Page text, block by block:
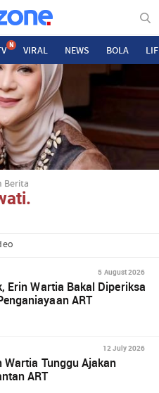
N VIRAL NEWS BOLA
Berita
5 August 2026
Erin Wartia Bakal Diperiksa
ART
12 July 2026
Wartia Tunggu Ajakan
ART